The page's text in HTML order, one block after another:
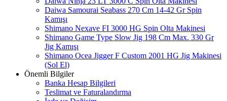
Daiwa Samourai Seabass 270 Cm 14-42 Gr Spin
Kamışı
Shimano Nexave FI 3000 HG Spin Olta Makinesi
Shimano Game Type Slow Jig 198 Cm Max. 330 Gr
Jig Kamışı
Shimano Ocea Jigger F Custom 2001 HG Jig Makinesi
(Sol El)
Önemli Bilgiler
Banka Hesap Bilgileri
Teslimat ve Faturalandırma